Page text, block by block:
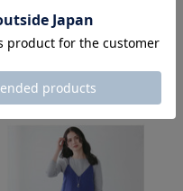
ンテージライトタフタ ワンピース
円 税込